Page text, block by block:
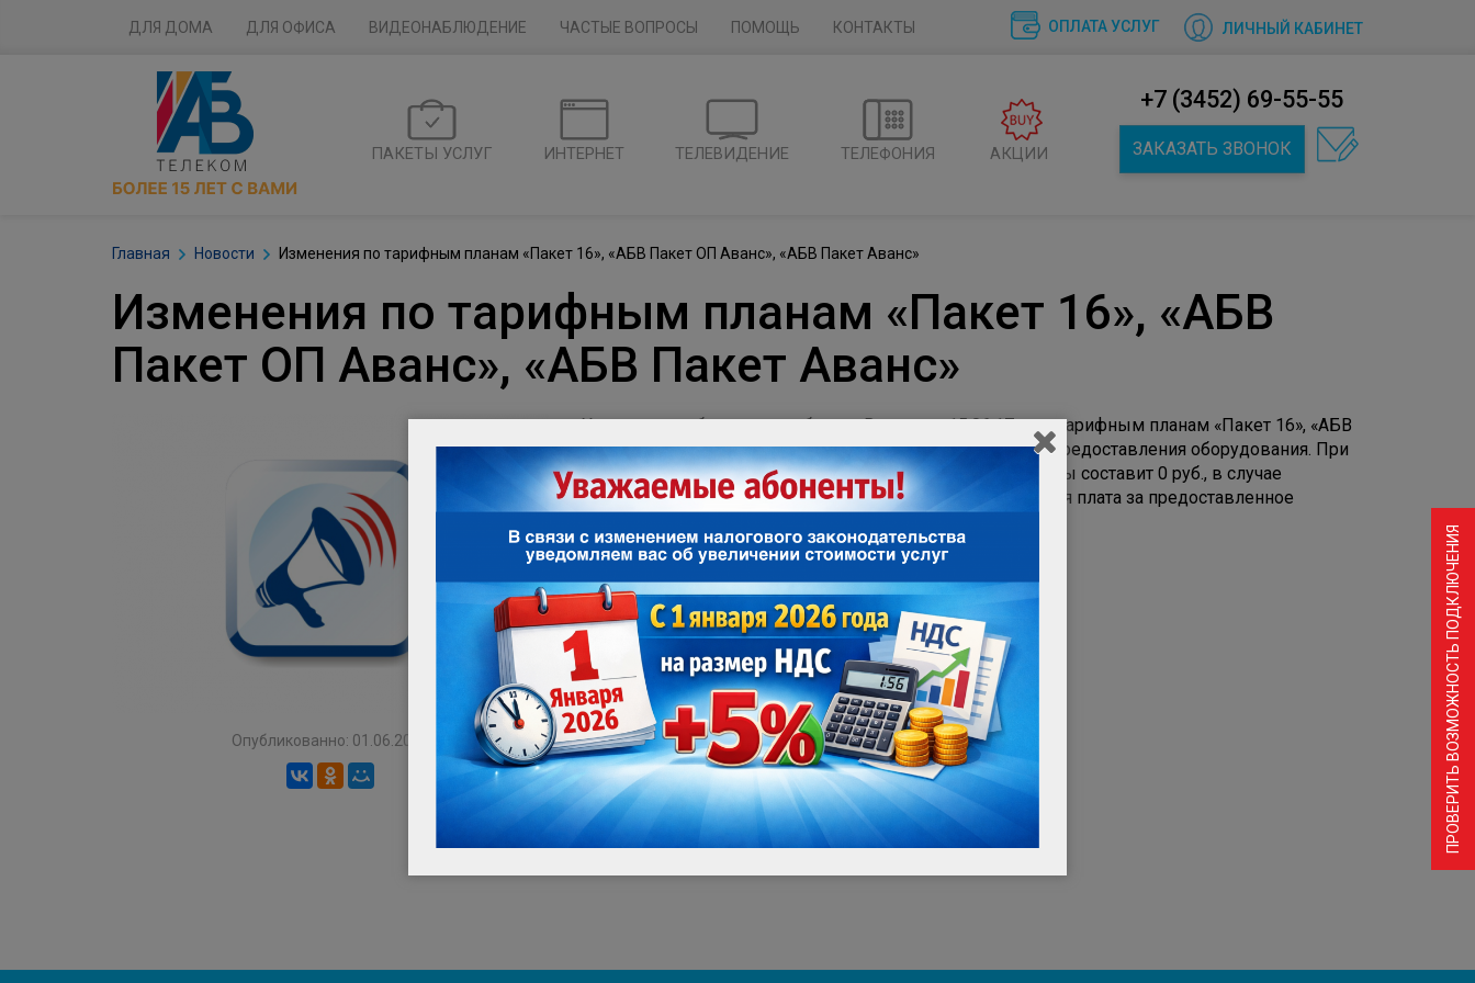
ДЛЯ ДОМА ДЛЯ ОФИСА ВИДЕОНАБЛЮДЕНИЕ ЧАСТЫЕ ВОПРОСЫ ПОМОЩЬ ОПЛАТА УСЛУГ
КОНТАКТЫ ЛИЧНЫЙ КАБИНЕТ
+7 (3452) 69-55-55
ЗАКАЗАТЬ ЗВОНОК
ПАКЕТЫ УСЛУГ ИНТЕРНЕТ ТЕЛЕВИДЕНИЕ ТЕЛЕФОНИЯ АКЦИИ
Главная Новости Изменения по тарифным планам «Пакет 16», «АБВ Пакет ОП Аванс», «АБВ Пакет Аванс»
ПРОВЕРИТЬ ВОЗМОЖНОСТЬ ПОДКЛЮЧЕНИЯ
Изменения по тарифным планам «Пакет 16», «АБВ
Пакет ОП Аванс», «АБВ Пакет Аванс»
Опубликованно: 01.06.2017
Уважаемые абоненты, сообщаем Вам, что с 15.06.17 г. по тарифным планам «Пакет 16», «АБВ
Пакет ОП Аванс», «АБВ Пакет Аванс» изменятся условия предоставления оборудования. При
своевременной оплате услуг связи размер арендной платы составит 0 руб., в случае
нарушения сроков оплаты услуг связи взимается арендная плата за предоставленное
В размере 100 руб./мес. за Wi-Fi роутер
В размере 150 руб./мес. за ТВ-приставку